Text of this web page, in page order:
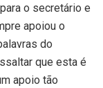
o secretário e
apoiou o
do
que esta é
apoio tão